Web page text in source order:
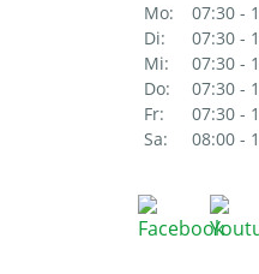
Mo:
07:30 -
Di:
07:30 -
Mi:
07:30 -
Do:
07:30 -
Fr:
07:30 -
Sa:
08:00 -